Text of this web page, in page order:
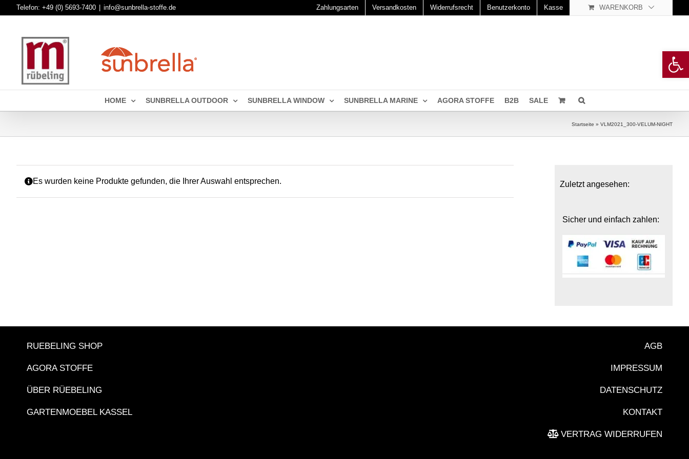
to
Telefon: +49 (0) 5693-7400 info@sunbrella-stoffe.de Zahlungsarten Versandkosten Widerrufsrecht Benutzerkonto Kasse WARENKORB
HOME SUNBRELLA OUTDOOR SUNBRELLA WINDOW SUNBRELLA MARINE AGORA STOFFE B2B SALE
Startseite » VLM2021_300-VELUM-NIGHT
Es wurden keine Produkte gefunden, die Ihrer Auswahl entsprechen. Zuletzt angesehen:
Sicher und einfach zahlen:
RUEBELING SHOP
AGORA STOFFE
ÜBER RÜEBELING
GARTENMOEBEL KASSEL
AGB
IMPRESSUM
DATENSCHUTZ
KONTAKT
VERTRAG WIDERRUFEN